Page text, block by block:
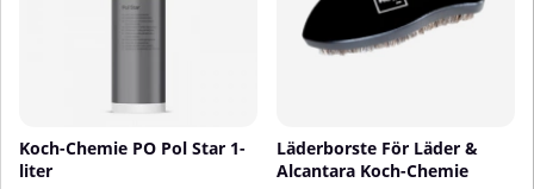
Koch-Chemie PO Pol Star 1-
liter
Läderborste För Läder &
Alcantara Koch-Chemie